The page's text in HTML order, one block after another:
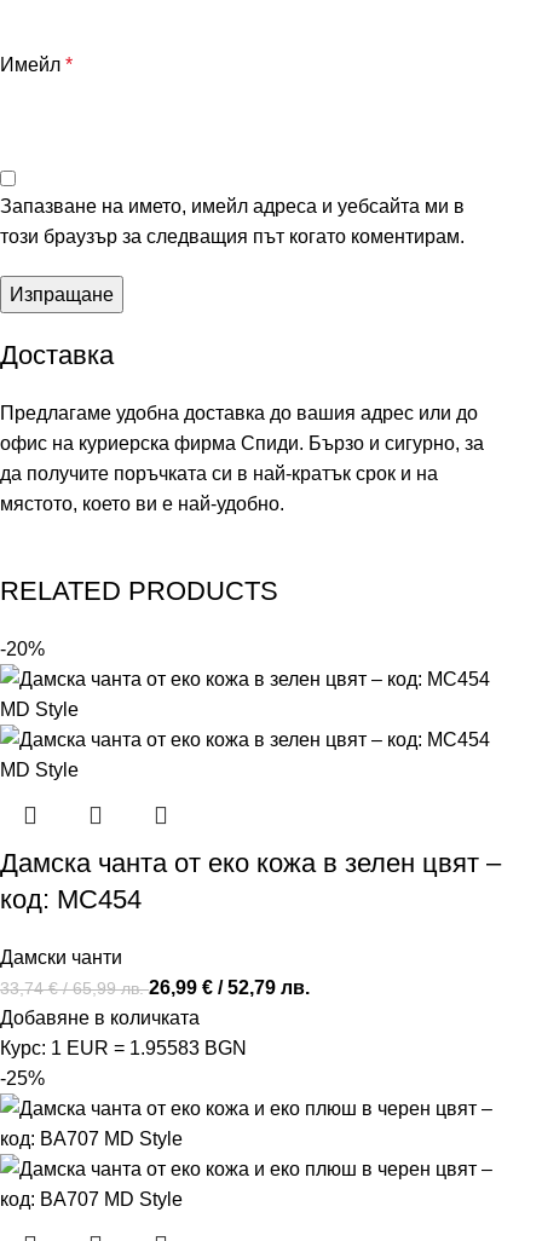
Имейл*
Запазване на името, имейл адреса и уебсайта ми в
този браузър за следващия път когато коментирам.
Доставка
Предлагаме удобна доставка до вашия адрес или до
офис на куриерска фирма Спиди. Бързо и сигурно, за
да получите поръчката си в най-кратък срок и на
мястото, което ви е най-удобно.
RELATED PRODUCTS
-20%
Дамска чанта от еко кожа в зелен цвят –
код: MC454
Дамски чанти
33,74€/ 65,99 лв.26,99€ / 52,79 лв.
Добавяне в количката
Курс: 1 EUR = 1.95583 BGN
-25%